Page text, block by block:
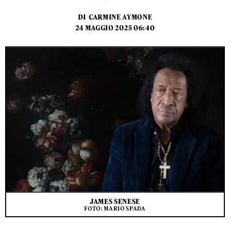
DI CARMINE AYMONE
24 MAGGIO 2025 06:40
JAMES SENESE
FOTO: MARIO SPADA